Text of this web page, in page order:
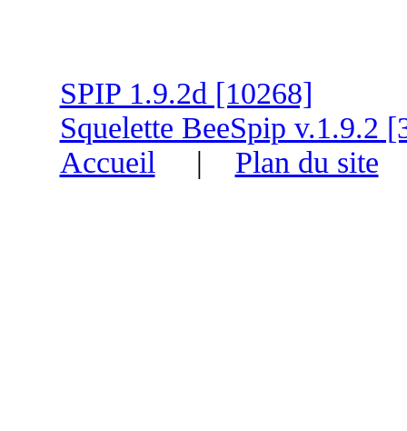
SPIP 1.9.2d [10268]
Squelette BeeSpip v.1.9.2
Accueil | Plan du site